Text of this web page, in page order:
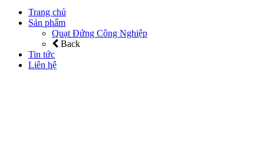
Trang chủ
Sản phẩm
Quạt Đứng Công Nghiệp
Back
Tin tức
Liên hệ